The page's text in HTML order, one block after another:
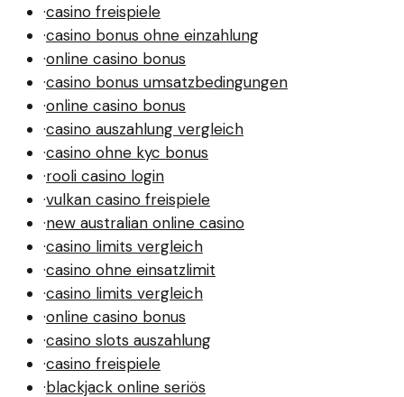
·casino freispiele
·casino bonus ohne einzahlung
·online casino bonus
·casino bonus umsatzbedingungen
·online casino bonus
·casino auszahlung vergleich
·casino ohne kyc bonus
·rooli casino login
·vulkan casino freispiele
·new australian online casino
·casino limits vergleich
·casino ohne einsatzlimit
·casino limits vergleich
·online casino bonus
·casino slots auszahlung
·casino freispiele
·blackjack online seriös